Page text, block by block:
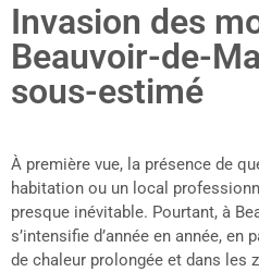
Invasion des
Beauvoir-de-
sous-estimé
À première vue, la présence de
habitation ou un local
presque inévitable. Pourtant, à
s’intensifie d’année en année,
de chaleur prolongée et dans les